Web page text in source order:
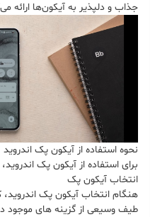
جذاب و دلپذیر به آیکون‌ها ارائه
نحوه استفاده از آیکون پک اندروید
برای استفاده از آیکون پک
انتخاب آیکون پک
هنگام انتخاب آیکون پک اندروید،
طیف وسیعی از گزینه های موجود